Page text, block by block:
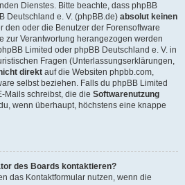
Dienstes. Bitte beachte, dass phpBB
Deutschland e. V. (phpBB.de) absolut keinen
den oder die Benutzer der Forensoftware
zur Verantwortung herangezogen werden
Limited oder phpBB Deutschland e. V. in
Fragen (Unterlassungserklärungen,
direkt auf die Websiten phpbb.com,
selbst beziehen. Falls du phpBB Limited
Mails schreibst, die die Softwarenutzung
wenn überhaupt, höchstens eine knappe
des Boards kontaktieren?
das Kontaktformular nutzen, wenn die